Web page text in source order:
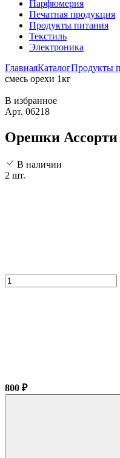
Парфюмерия
Печатная продукция
Продукты питания
Текстиль
Электроника
ГлавнаяКаталогПродукты
смесь орехи 1кг
В избранное
Арт. 06218
Орешки Ассорти
В наличии
2 шт.
800 ₽